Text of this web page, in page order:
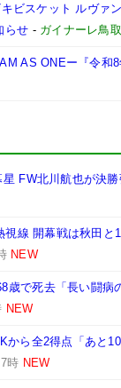
キビスケット ルヴ
らせ - ガイナーレ鳥取
AS ONEー『令和
星 FW北川航也が決
視線 開幕戦は秋田
NEW
歳で死去「長い闘
NEW
から全2得点「あと
7時 NEW